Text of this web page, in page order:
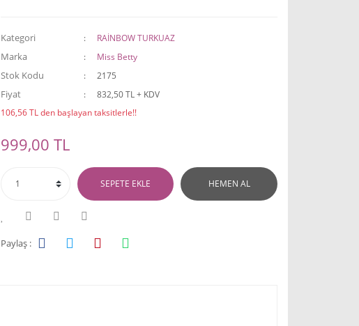
Kategori RAİNBOW TURKUAZ
Marka Miss Betty
Stok Kodu 2175
Fiyat
832,50 TL + KDV
106,56 TL den başlayan taksitlerle!!
999,00 TL
SEPETE EKLE HEMEN AL
Paylaş :